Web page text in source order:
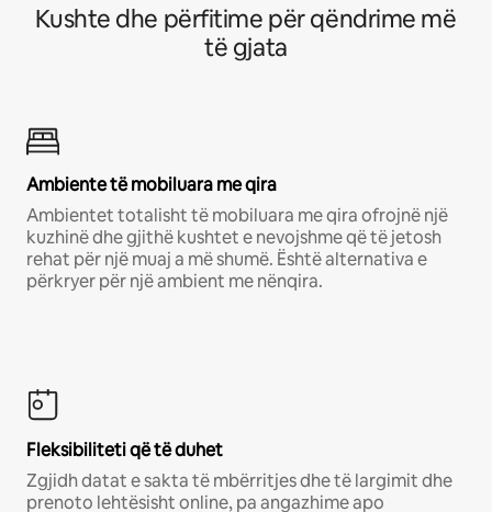
Kushte dhe përfitime për qëndrime më
të gjata
Ambiente të mobiluara me qira
Ambientet totalisht të mobiluara me qira ofrojnë një
kuzhinë dhe gjithë kushtet e nevojshme që të jetosh
rehat për një muaj a më shumë. Është alternativa e
përkryer për një ambient me nënqira.
Fleksibiliteti që të duhet
Zgjidh datat e sakta të mbërritjes dhe të largimit dhe
prenoto lehtësisht online, pa angazhime apo